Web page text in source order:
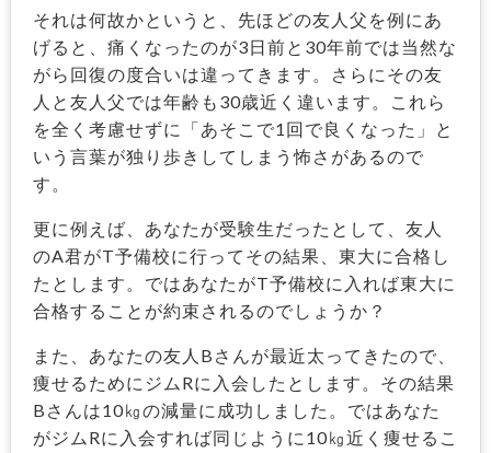
それは何故かというと、先ほどの友人父を例にあ
げると、痛くなったのが3日前と30年前では当然な
がら回復の度合いは違ってきます。さらにその友
人と友人父では年齢も30歳近く違います。これら
を全く考慮せずに「あそこで1回で良くなった」と
いう言葉が独り歩きしてしまう怖さがあるので
す。
更に例えば、あなたが受験生だったとして、友人
のA君がT予備校に行ってその結果、東大に合格し
たとします。ではあなたがT予備校に入れば東大に
合格することが約束されるのでしょうか？
また、あなたの友人Bさんが最近太ってきたので、
痩せるためにジムRに入会したとします。その結果
Bさんは10㎏の減量に成功しました。ではあなた
がジムRに入会すれば同じように10㎏近く痩せるこ